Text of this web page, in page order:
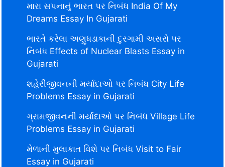
મારા સપનાનું ભારત પર નિબંધ India Of My
Dreams Essay In Gujarati
ભારતે કરેલા અણુધડાકાની દુરગામી અસરો પર
નિબંધ Effects of Nuclear Blasts Essay in
Gujarati
શહેરીજીવનની મર્યાદાઓ પર નિબંધ City Life
Problems Essay in Gujarati
ગ્રામજીવનની મર્યાદાઓ પર નિબંધ Village Life
Problems Essay in Gujarati
મેળાની મુલાકાત વિશે પર નિબંધ Visit to Fair
Essay in Gujarati